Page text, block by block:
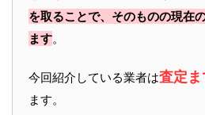
を取ることで、そのものの現在
ます。
今回紹介している業者は査定
ます。